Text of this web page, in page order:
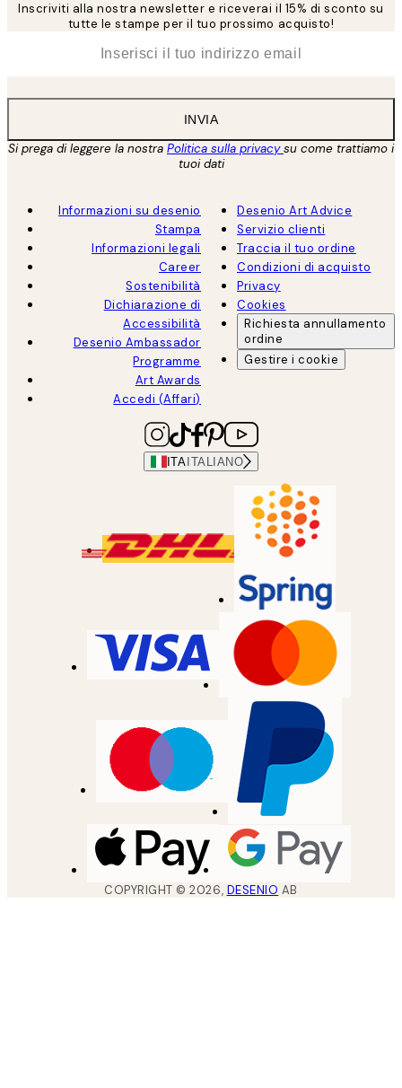
Inscriviti alla nostra newsletter e riceverai il 15% di sconto su
tutte le stampe per il tuo prossimo acquisto!
INVIA
Si prega di leggere la nostra Politica sulla privacysu come trattiamo i
tuoi dati
Informazioni su desenio
Stampa
Informazioni legali
Career
Sostenibilità
Dichiarazione di
Accessibilità
Desenio Ambassador
Programme
Art Awards
Accedi (Affari)
Desenio Art Advice
Servizio clienti
Traccia il tuo ordine
Condizioni di acquisto
Privacy
Cookies
Richiesta annullamento
ordine
Gestire i cookie
ITA ITALIANO
COPYRIGHT ©2026, DESENIO AB